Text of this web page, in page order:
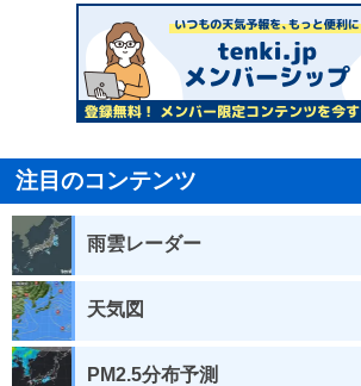
注目のコンテンツ
雨雲レーダー
天気図
PM2.5分布予測